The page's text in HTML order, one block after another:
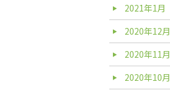
2021年1月
2020年12月
2020年11月
2020年10月